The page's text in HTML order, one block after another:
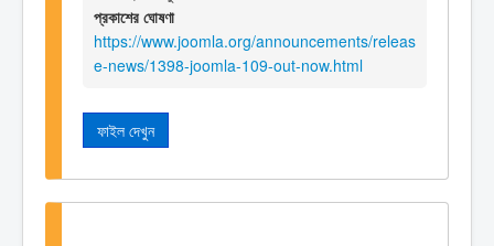
প্রকাশের ঘোষণা
https://www.joomla.org/announcements/releas
e-news/1398-joomla-109-out-now.html
ফাইল দেখুন